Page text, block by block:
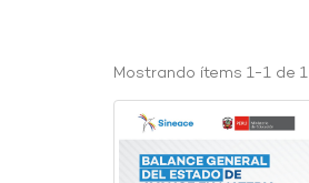
Mostrando ítems 1-1 de 1